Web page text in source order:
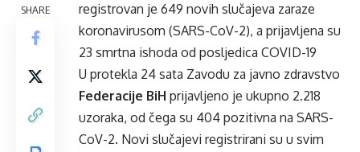
SHARE
registrovan je 649 novih slučajeva zaraze
koronavirusom (SARS-CoV-2), a prijavljena su
23 smrtna ishoda od posljedica COVID-19
U protekla 24 sata Zavodu za javno zdravstvo
Federacije BiH prijavljeno je ukupno 2.218
uzoraka, od čega su 404 pozitivna na SARS-
CoV-2. Novi slučajevi registrirani su u svim